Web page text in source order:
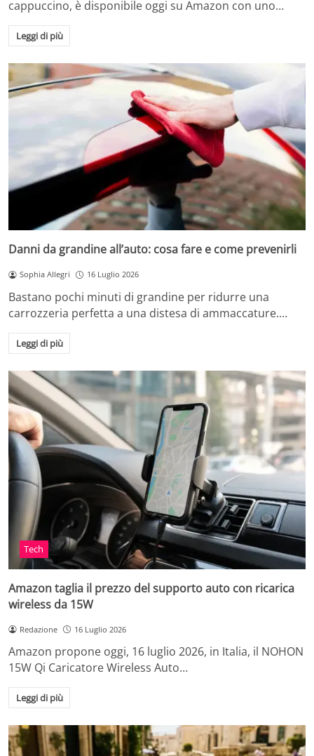
cappuccino, è disponibile oggi su Amazon con uno…
Leggi di più
Danni da grandine all’auto: cosa fare e come prevenirli
Sophia Allegri 16 Luglio 2026
Bastano pochi minuti di grandine per ridurre una
carrozzeria perfetta a una distesa di ammaccature.…
Leggi di più
Tech
Amazon taglia il prezzo del supporto auto con ricarica
wireless da 15W
Redazione 16 Luglio 2026
Amazon propone oggi, 16 luglio 2026, in Italia, il NOHON
15W Qi Caricatore Wireless Auto…
Leggi di più